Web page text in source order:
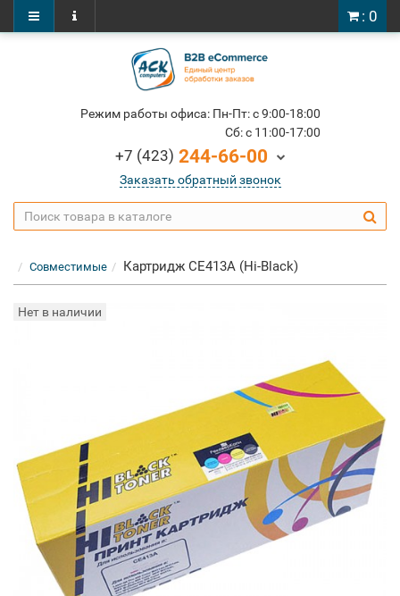
: 0
Режим работы офиса: Пн-Пт: c 9:00-18:00
Cб: c 11:00-17:00
+7 (423) 244-66-00
Заказать обратный звонок
Совместимые Картридж CE413A (Hi-Black)
Нет в наличии